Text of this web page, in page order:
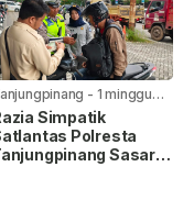
- 1 minggu
laluSimpatik
Polresta
Sasar